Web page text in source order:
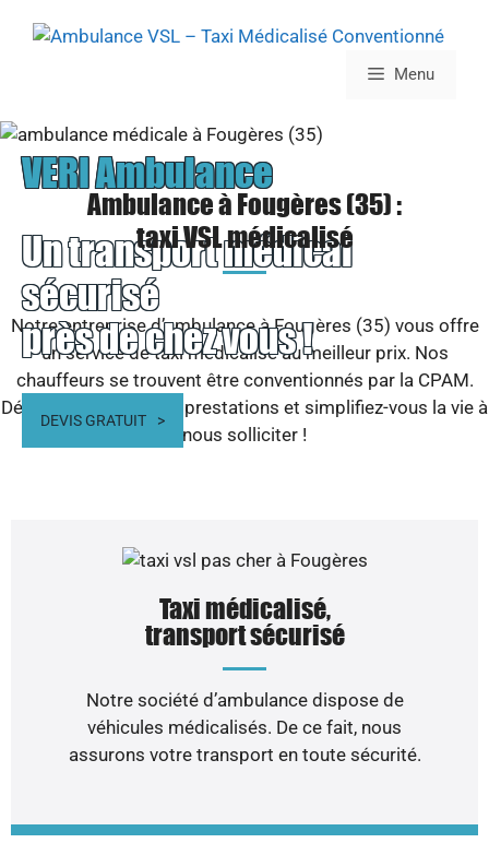
Menu
VERI Ambulance
Un transport médical
sécurisé
près de chez vous !
DEVIS GRATUIT
Ambulance à Fougères (35) :
taxi VSL médicalisé
Notre entreprise d’ambulance à Fougères (35) vous offre
un service de taxi médicalisé au meilleur prix. Nos
chauffeurs se trouvent être conventionnés par la CPAM.
Découvrez toutes nos prestations et simplifiez-vous la vie à
nous solliciter !
Taxi médicalisé,
transport sécurisé
Notre société d’ambulance dispose de
véhicules médicalisés. De ce fait, nous
assurons votre transport en toute sécurité.